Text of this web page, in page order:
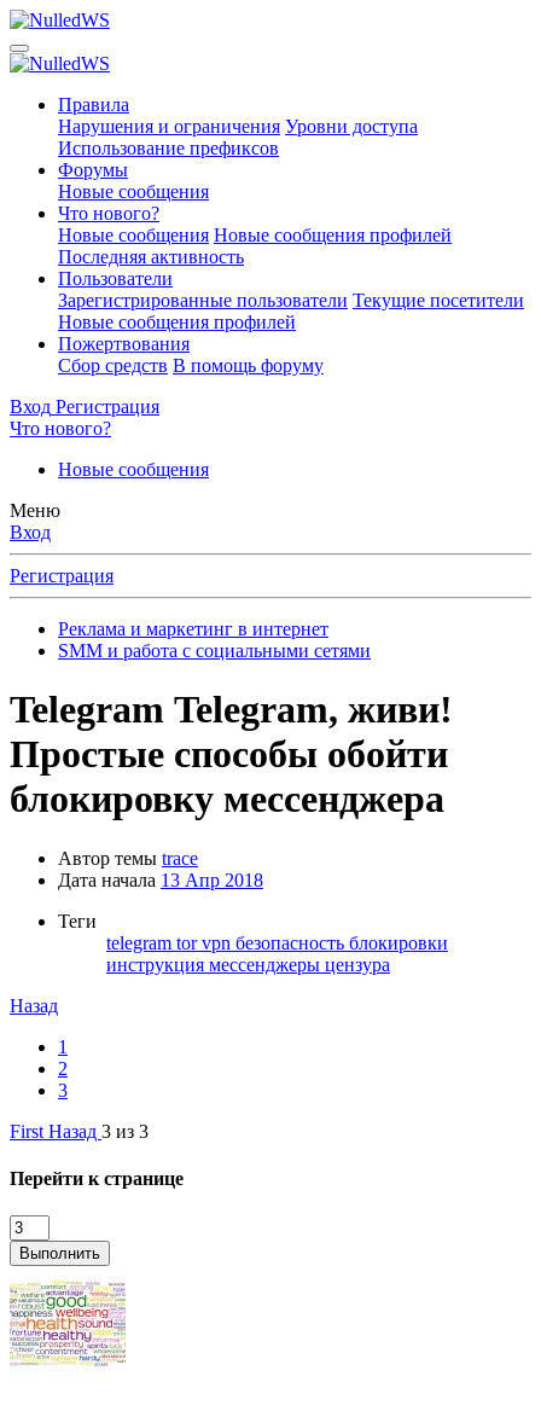
Правила
Нарушения и ограничения Уровни доступа
Использование префиксов
Форумы
Новые сообщения
Что нового?
Новые сообщения Новые сообщения профилей
Последняя активность
Пользователи
Зарегистрированные пользователи Текущие посетители
Новые сообщения профилей
Пожертвования
Сбор средств В помощь форуму
Вход Регистрация
Что нового?
Новые сообщения
Меню
Вход
Регистрация
Реклама и маркетинг в интернет
SMM и работа с социальными сетями
Telegram Telegram, живи!
Простые способы обойти
блокировку мессенджера
Автор темы trace
Дата начала 13 Апр 2018
Теги
telegram torvpn безопасность блокировки
инструкция мессенджеры цензура
Назад
1
2
3
First Назад 3 из 3
Перейти к странице
Выполнить